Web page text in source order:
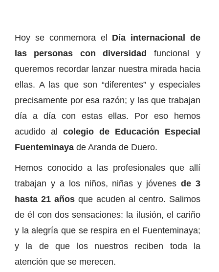
Hoy se conmemora el Día internacional de
las personas con diversidad funcional y
queremos recordar lanzar nuestra mirada hacia
ellas. A las que son “diferentes” y especiales
precisamente por esa razón; y las que trabajan
día a día con estas ellas. Por eso hemos
acudido al colegio de Educación Especial
Fuenteminaya de Aranda de Duero.
Hemos conocido a las profesionales que allí
trabajan y a los niños, niñas y jóvenes de 3
hasta 21 años que acuden al centro. Salimos
de él con dos sensaciones: la ilusión, el cariño
y la alegría que se respira en el Fuenteminaya;
y la de que los nuestros reciben toda la
atención que se merecen.